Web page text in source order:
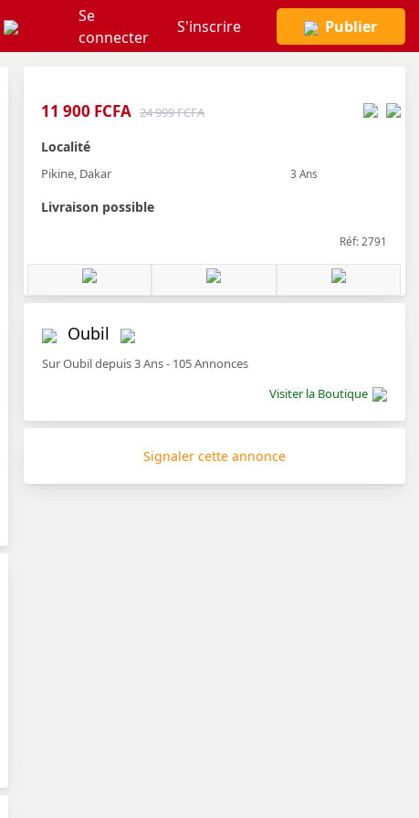
Se
connecter
S'inscrire Publier
11 900 FCFA 24 999 FCFA
Localité
Pikine, Dakar 3 Ans
Livraison possible
Réf: 2791
Oubil
Sur Oubil depuis 3 Ans - 105 Annonces
Visiter la Boutique
Signaler cette annonce